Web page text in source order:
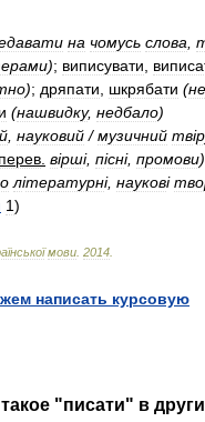
на чомусь слова
); виписувати
); дряпати шкрябати (
(нашвидку, недбало)
науковий/музичний твір
вірші, пісні, промови)
літературні, наукові
1)
мови 2014
написать курсовую
"писати" в